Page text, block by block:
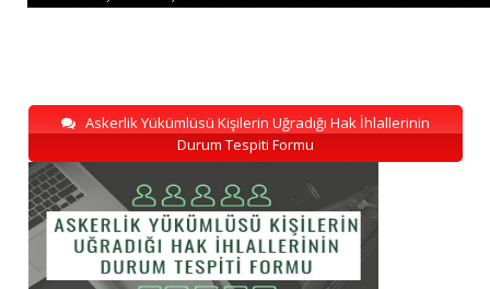
Askerlik Yükümlüsü Kişilerin Uğradığı Hak İhlallerinin
Durum Tespiti Formu